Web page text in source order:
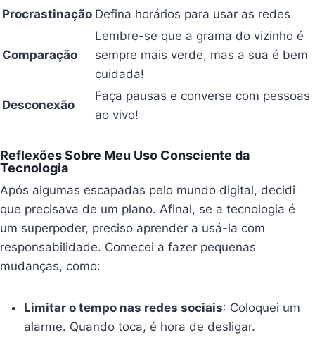
Procrastinação Defina horários para usar as redes
Comparação
Lembre-se que a grama do vizinho é
sempre mais verde, mas a sua é bem
cuidada!
Desconexão
Faça pausas e converse com pessoas
ao vivo!
Reflexões Sobre Meu Uso Consciente da
Tecnologia
Após algumas escapadas pelo mundo digital, decidi
que precisava de um plano. Afinal, se a tecnologia é
um superpoder, preciso aprender a usá-la com
responsabilidade. Comecei a fazer pequenas
mudanças, como:
Limitar o tempo nas redes sociais: Coloquei um
alarme. Quando toca, é hora de desligar.